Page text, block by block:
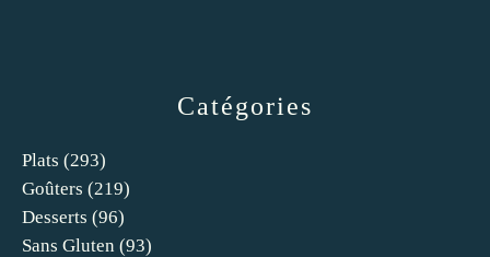
Catégories
Plats (293)
Goûters (219)
Desserts (96)
Sans Gluten (93)